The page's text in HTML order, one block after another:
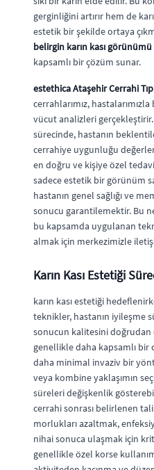
gerginliğini artırır hem de
estetik bir şekilde ortaya
belirgin karın kası
kapsamlı bir çözüm sunar.
estethica Ataşehir Cerrahi
cerrahlarımız,
vücut analizleri
sürecinde, hastanın
cerrahiye uygunluğu
en doğru ve kişiye özel
sadece estetik bir görünüm
hastanın genel sağlığı ve
sonucu garantilemektir. Bu
bu kapsamda uygulanan
almak için merkezimizle
Karın Kası Estetiği
karın kası estetiği
teknikler, hastanın iyileşme
sonucun kalitesini
genellikle daha kapsamlı bir
daha minimal invaziv bir
veya kombine yaklaşımın
süreleri değişkenlik
cerrahi sonrası belirlenen
morlukları azaltmak,
nihai sonuca ulaşmak için
genellikle özel korse